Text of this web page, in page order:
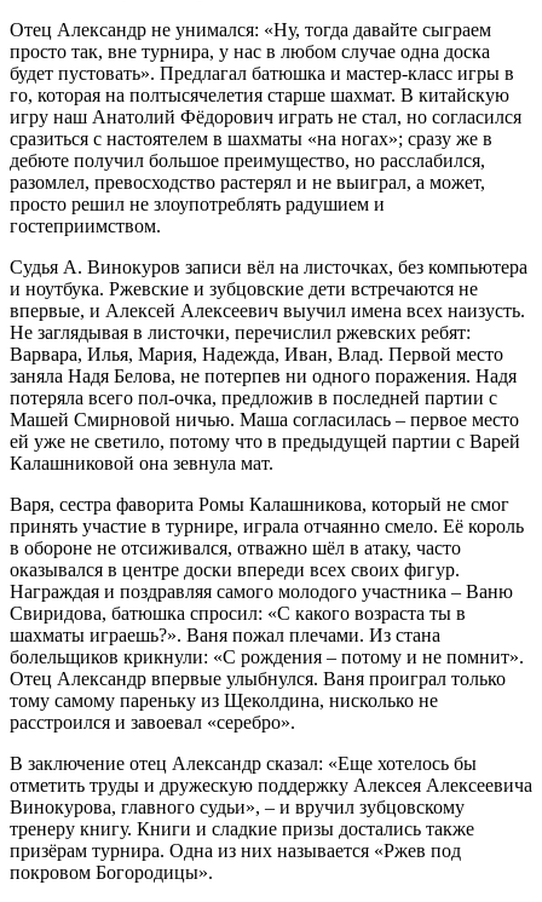
Отец Александр не унимался: «Ну, тогда давайте сыграем
просто так, вне турнира, у нас в любом случае одна доска
будет пустовать». Предлагал батюшка и мастер-класс игры в
го, которая на полтысячелетия старше шахмат. В китайскую
игру наш Анатолий Фёдорович играть не стал, но согласился
сразиться с настоятелем в шахматы «на ногах»; сразу же в
дебюте получил большое преимущество, но расслабился,
разомлел, превосходство растерял и не выиграл, а может,
просто решил не злоупотреблять радушием и
гостеприимством.
Судья А. Винокуров записи вёл на листочках, без компьютера
и ноутбука. Ржевские и зубцовские дети встречаются не
впервые, и Алексей Алексеевич выучил имена всех наизусть.
Не заглядывая в листочки, перечислил ржевских ребят:
Варвара, Илья, Мария, Надежда, Иван, Влад. Первой место
заняла Надя Белова, не потерпев ни одного поражения. Надя
потеряла всего пол-очка, предложив в последней партии с
Машей Смирновой ничью. Маша согласилась – первое место
ей уже не светило, потому что в предыдущей партии с Варей
Калашниковой она зевнула мат.
Варя, сестра фаворита Ромы Калашникова, который не смог
принять участие в турнире, играла отчаянно смело. Её король
в обороне не отсиживался, отважно шёл в атаку, часто
оказывался в центре доски впереди всех своих фигур.
Награждая и поздравляя самого молодого участника – Ваню
Свиридова, батюшка спросил: «С какого возраста ты в
шахматы играешь?». Ваня пожал плечами. Из стана
болельщиков крикнули: «С рождения – потому и не помнит».
Отец Александр впервые улыбнулся. Ваня проиграл только
тому самому пареньку из Щеколдина, нисколько не
расстроился и завоевал «серебро».
В заключение отец Александр сказал: «Еще хотелось бы
отметить труды и дружескую поддержку Алексея Алексеевича
Винокурова, главного судьи», – и вручил зубцовскому
тренеру книгу. Книги и сладкие призы достались также
призёрам турнира. Одна из них называется «Ржев под
покровом Богородицы».